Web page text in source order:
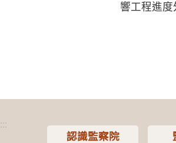
響工程進
:::
認識監察院